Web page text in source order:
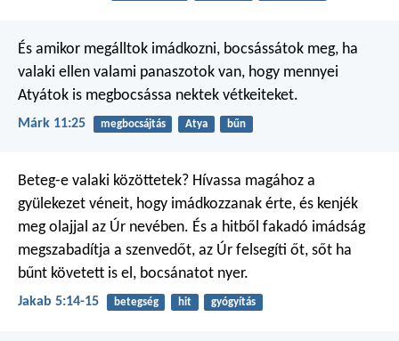
És amikor megálltok imádkozni, bocsássátok meg, ha
valaki ellen valami panaszotok van, hogy mennyei
Atyátok is megbocsássa nektek vétkeiteket.
Márk 11:25 megbocsájtás Atya bűn
Beteg-e valaki közöttetek? Hívassa magához a
gyülekezet véneit, hogy imádkozzanak érte, és kenjék
meg olajjal az Úr nevében. És a hitből fakadó imádság
megszabadítja a szenvedőt, az Úr felsegíti őt, sőt ha
bűnt követett is el, bocsánatot nyer.
Jakab 5:14-15 betegség hit gyógyítás